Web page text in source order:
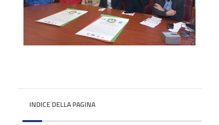
INDICE DELLA PAGINA